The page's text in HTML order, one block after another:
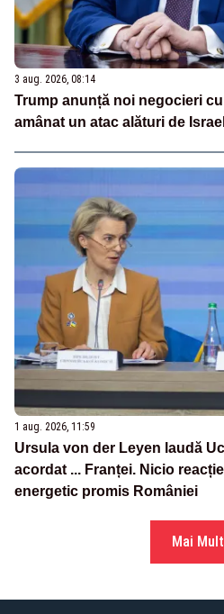
3 aug. 2026, 08:14
Trump anunță noi negocieri
amânat un atac alături de Israel
1 aug. 2026, 11:59
Ursula von der Leyen laudă
acordat ... Franței. Nicio
energetic promis României
Mai